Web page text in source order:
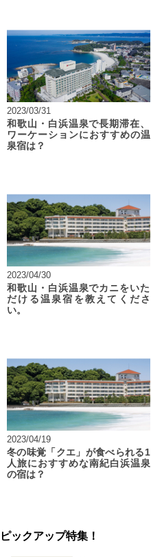
2023/03/31
和歌山・白浜温泉で長期滞在、
ワーケーションにおすすめの温
泉宿は？
2023/04/30
和歌山・白浜温泉でカニをいた
だける温泉宿を教えてくださ
い。
2023/04/19
冬の味覚「クエ」が食べられる1
人旅におすすめな南紀白浜温泉
の宿は？
ピックアップ特集！